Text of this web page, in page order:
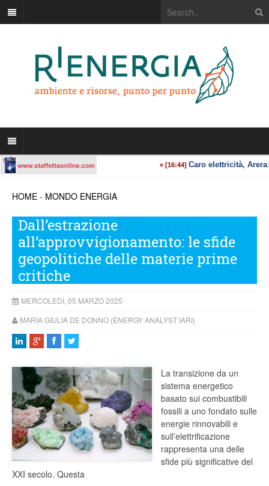
HOME - MONDO ENERGIA
Dall’estrazione
all’approvvigionamento: le sfide
geopolitiche delle materie prime
critiche
MERCOLEDÌ, 05 MARZO 2025
MARIA GIULIA DE DONNO (ENERGY ANALYST IARI)
La transizione da un
sistema energetico
basato sui combustibili
fossili a uno fondato sulle
energie rinnovabili e
sull’elettrificazione
rappresenta una delle
sfide più significative del
XXI secolo. Questa